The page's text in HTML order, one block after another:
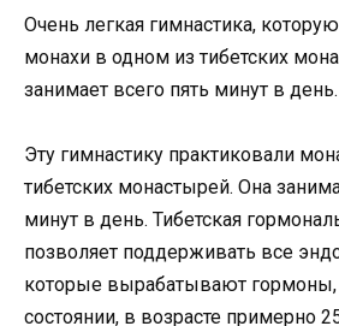
Очень легкая гимнастика,
монахи в одном из тибетских
занимает всего пять минут в день.
Эту гимнастику практиковали
тибетских монастырей. Она
минут в день. Тибетская
позволяет поддерживать все
которые вырабатывают
состоянии, в возрасте примерно